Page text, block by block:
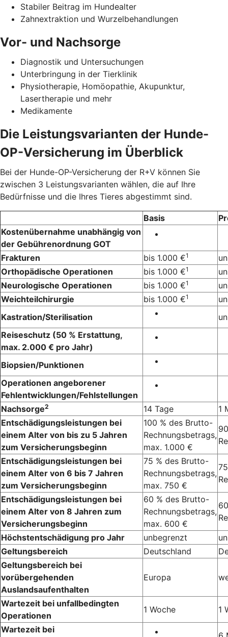
Stabiler Beitrag im Hundealter
Zahnextraktion und Wurzelbehandlungen
Vor- und Nachsorge
Diagnostik und Untersuchungen
Unterbringung in der Tierklinik
Physiotherapie, Homöopathie, Akupunktur,
Lasertherapie und mehr
Medikamente
Die Leistungsvarianten der Hunde-
OP-Versicherung im Überblick
Bei der Hunde-OP-Versicherung der R+V können Sie
zwischen 3 Leistungsvarianten wählen, die auf Ihre
Bedürfnisse und die Ihres Tieres abgestimmt sind.
Basis
Kostenübernahme unabhängig von
der Gebührenordnung GOT
Frakturen
bis 1.000 €1
Orthopädische Operationen
bis 1.000 €1
Neurologische Operationen
bis 1.000 €1
Weichteilchirurgie
bis 1.000 €1
Kastration/Sterilisation
Reiseschutz (50 % Erstattung,
max. 2.000 € pro Jahr)
Biopsien/Punktionen
Operationen angeborener
Fehlentwicklungen/Fehlstellungen
Nachsorge2 14 Tage
1
Entschädigungsleistungen bei
einem Alter von bis zu 5 Jahren
zum Versicherungsbeginn
100 % des Brutto-
Rechnungsbetrags,
max. 1.000 €
Entschädigungsleistungen bei
einem Alter von 6 bis 7 Jahren
zum Versicherungsbeginn
75 % des Brutto-
Rechnungsbetrags,
max. 750 €
Entschädigungsleistungen bei
einem Alter von 8 Jahren zum
Versicherungsbeginn
60 % des Brutto-
Rechnungsbetrags,
max. 600 €
Höchstentschädigung pro Jahr
unbegrenzt
Geltungsbereich
Deutschland
Geltungsbereich bei
vorübergehenden
Auslandsaufenthalten
Europa
Wartezeit bei unfallbedingten
Operationen
1 Woche
1
Wartezeit bei